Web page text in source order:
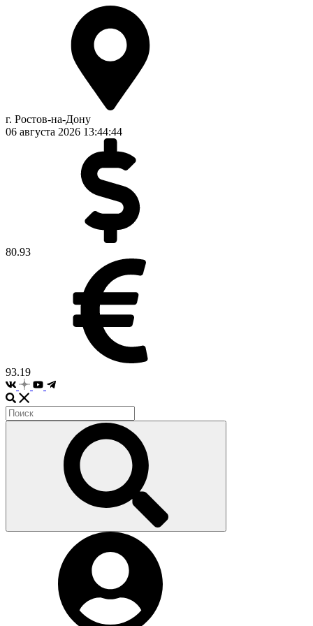
г. Ростов-на-Дону
06 августа 2026 13:44:44
80.93
93.19